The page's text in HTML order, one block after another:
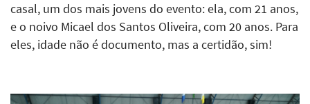
casal, um dos mais jovens do evento: ela, com 21 anos,
e o noivo Micael dos Santos Oliveira, com 20 anos. Para
eles, idade não é documento, mas a certidão, sim!